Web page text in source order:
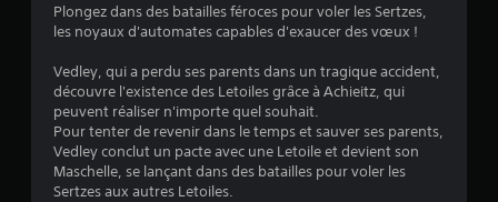
4
.
4
Plongez dans des batailles féroces pour voler les Sertzes,
les noyaux d'automates capables d'exaucer des vœux !
Vedley, qui a perdu ses parents dans un tragique accident,
découvre l'existence des Letoiles grâce à Achieitz, qui
peuvent réaliser n'importe quel souhait.
Pour tenter de revenir dans le temps et sauver ses parents,
Vedley conclut un pacte avec une Letoile et devient son
Maschelle, se lançant dans des batailles pour voler les
Sertzes aux autres Letoiles.